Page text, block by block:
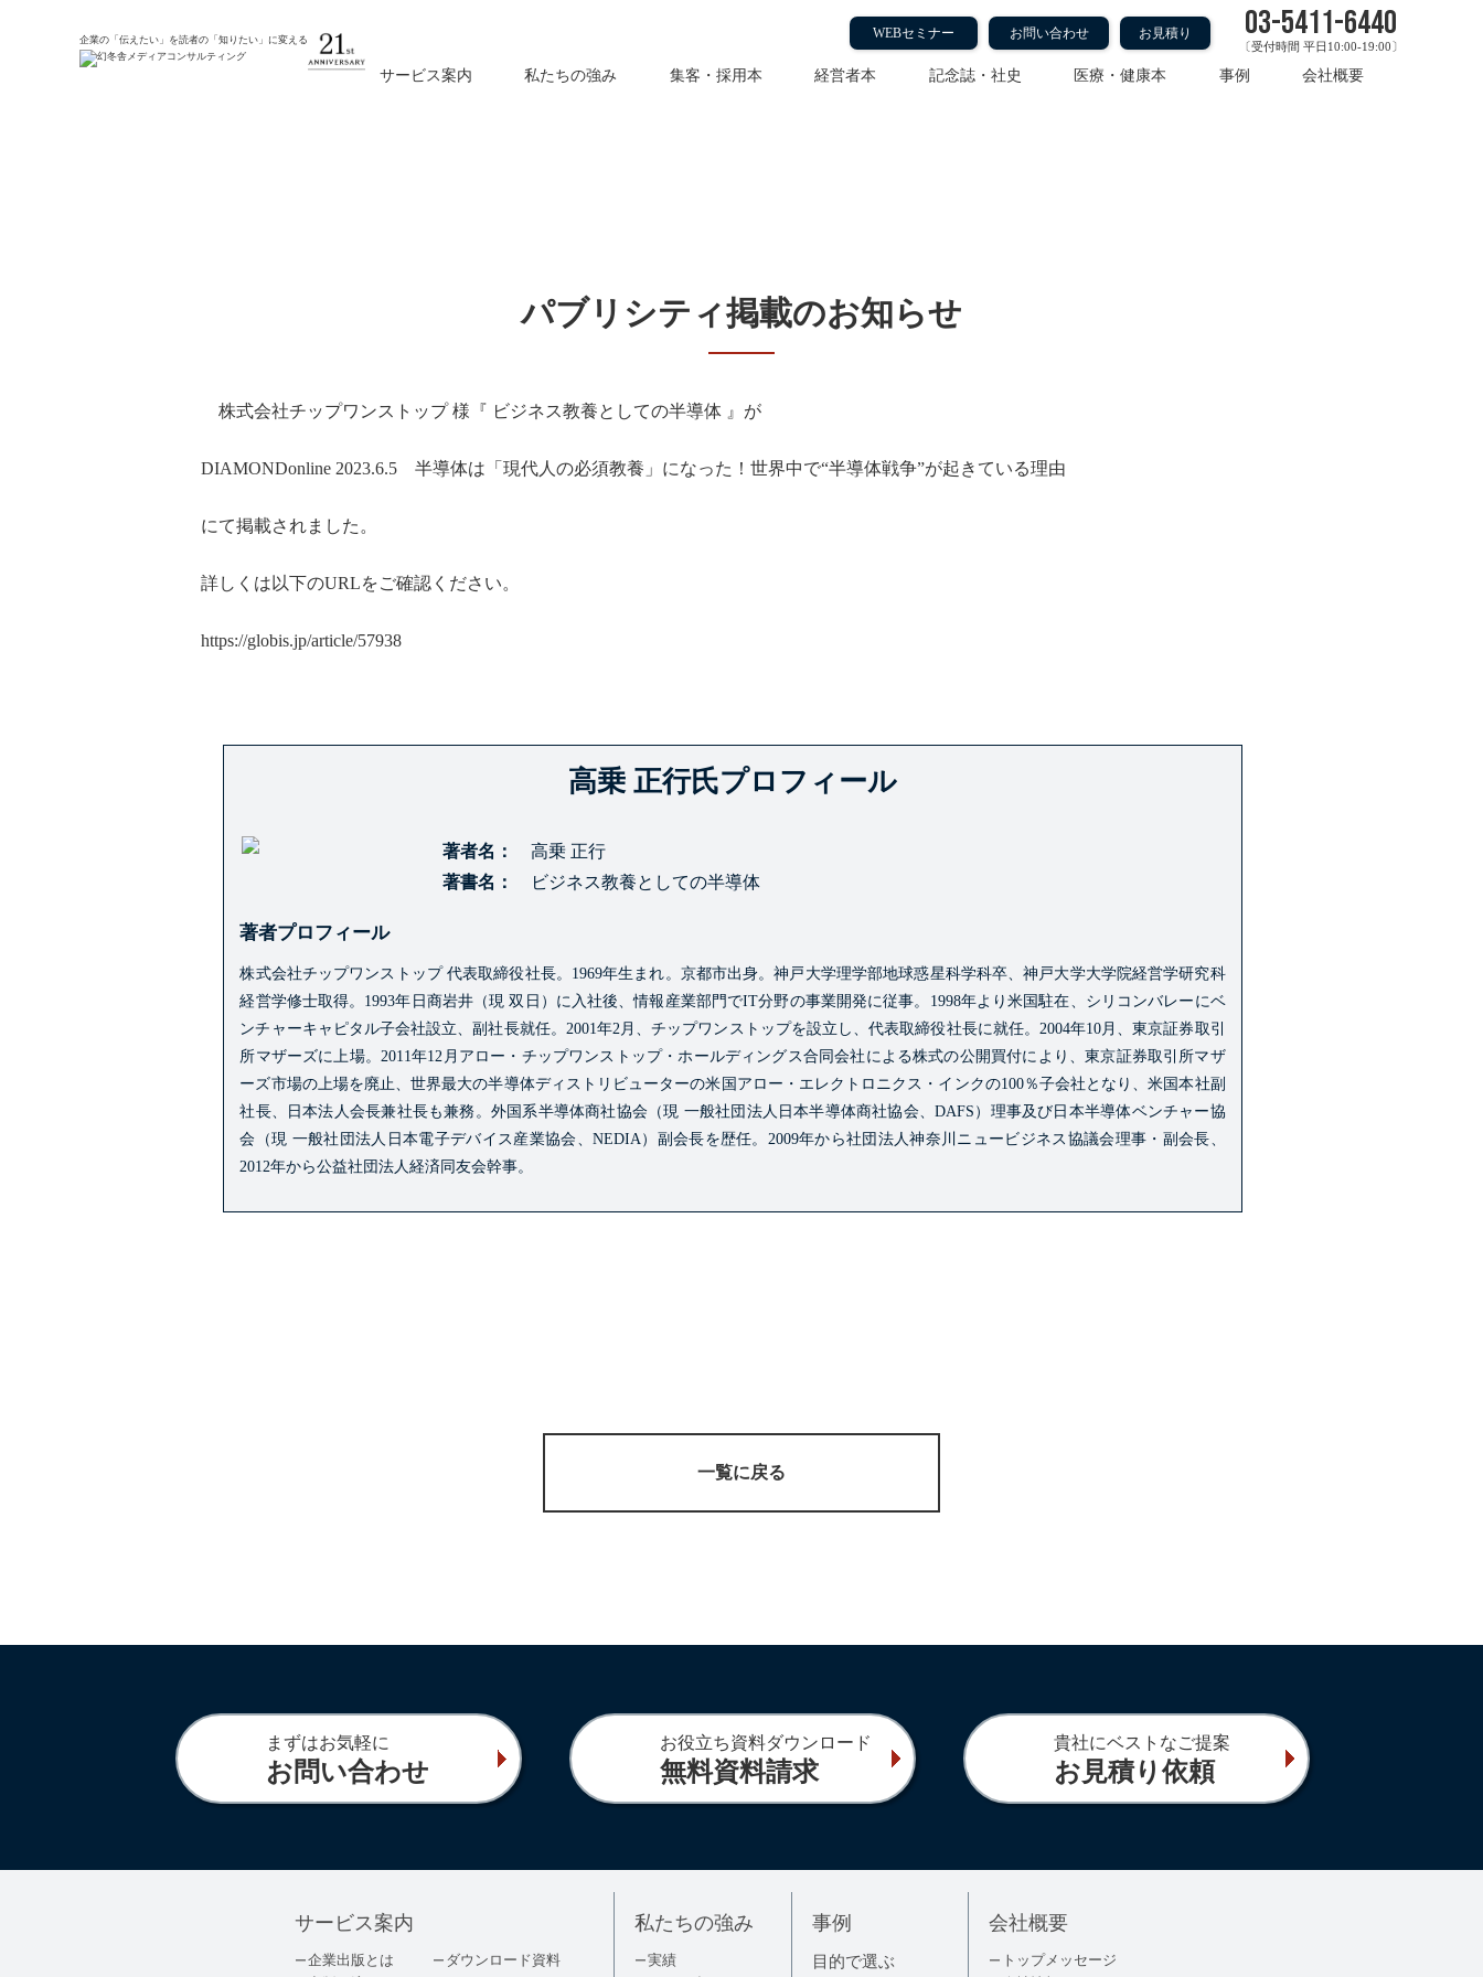
企業の「伝えたい」を読者の「知りたい」に変える
サービス案内 私たちの強み 集客・採用本 経営者本 記念誌・社史 医療・健康本 事例 会社概要
WEBセミナー お問い合わせ お見積り 03-5411-6440
〔受付時間 平日10:00-19:00〕
パブリシティ掲載のお知らせ
株式会社チップワンストップ様 『 ビジネス教養としての半導体 』が
DIAMONDonline 2023.6.5 半導体は「現代人の必須教養」になった！世界中で“半導体戦争”が起きている理由
にて掲載されました。
詳しくは以下のURLをご確認ください。
https://globis.jp/article/57938
高乗 正行氏プロフィール
著者名
高乗 正行
著書名
ビジネス教養としての半導体
著者プロフィール
株式会社チップワンストップ 代表取締役社長。 1969年生まれ。京都市出身。神戸大学理学部地球惑星科学科卒、神戸大学大学院経営学研究科
経営学修士取得。 1993年日商岩井（現 双日）に入社後、情報産業部門でIT分野の事業開発に従事。 1998年より米国駐在、シリコンバレーにベ
ンチャーキャピタル子会社設立、副社長就任。 2001年2月、チップワンストップを設立し、代表取締役社長に就任。 2004年10月、東京証券取引
所マザーズに上場。 2011年12月アロー・チップワンストップ・ホールディングス合同会社による株式の公開買付により、東京証券取引所マザ
ーズ市場の上場を廃止、世界最大の半導体ディストリビューターの米国アロー・エレクトロニクス・インクの100％子会社となり、米国本社副
社長、日本法人会長兼社長も兼務。 外国系半導体商社協会（現 一般社団法人日本半導体商社協会、DAFS）理事及び日本半導体ベンチャー協
会（現 一般社団法人日本電子デバイス産業協会、NEDIA）副会長を歴任。 2009年から社団法人神奈川ニュービジネス協議会理事・副会長、
2012年から公益社団法人経済同友会幹事。
一覧に戻る
まずはお気軽に
お問い合わせ
お役立ち資料ダウンロード
無料資料請求
貴社にベストなご提案
お見積り依頼
サービス案内
企業出版とは
ダウンロード資料
私たちの強み
実績
事例
目的で選ぶ
会社概要
トップメッセージ